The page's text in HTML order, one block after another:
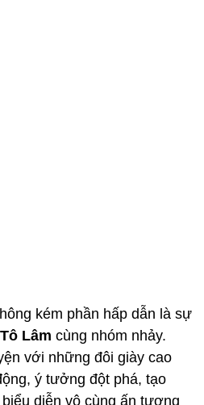
kém phần hấp dẫn là sự
Tô Lâm cùng nhóm nhảy.
với những đôi giày cao
ý tưởng đột phá, tạo
diễn vô cùng ấn tượng